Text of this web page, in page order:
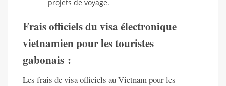
projets de voyage.
Frais officiels du visa électronique
vietnamien pour les touristes
gabonais :
Les frais de visa officiels au Vietnam pour les